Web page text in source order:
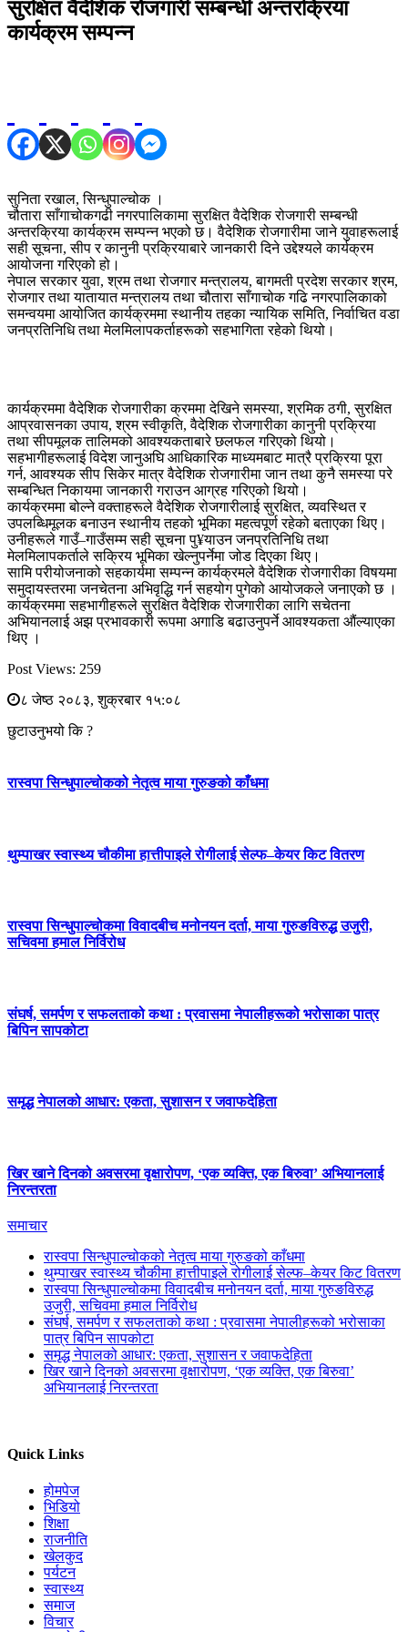
सुरक्षित वैदेशिक रोजगारी सम्बन्धी अन्तरक्रिया
कार्यक्रम सम्पन्न
सुनिता रखाल, सिन्धुपाल्चोक ।
चौतारा साँगाचोकगढी नगरपालिकामा सुरक्षित वैदेशिक रोजगारी सम्बन्धी
अन्तरक्रिया कार्यक्रम सम्पन्न भएको छ। वैदेशिक रोजगारीमा जाने युवाहरूलाई
सही सूचना, सीप र कानुनी प्रक्रियाबारे जानकारी दिने उद्देश्यले कार्यक्रम
आयोजना गरिएको हो।
नेपाल सरकार युवा, श्रम तथा रोजगार मन्त्रालय, बागमती प्रदेश सरकार श्रम,
रोजगार तथा यातायात मन्त्रालय तथा चौतारा साँगाचोक गढि नगरपालिकाको
समन्वयमा आयोजित कार्यक्रममा स्थानीय तहका न्यायिक समिति, निर्वाचित वडा
जनप्रतिनिधि तथा मेलमिलापकर्ताहरूको सहभागिता रहेको थियो।
कार्यक्रममा वैदेशिक रोजगारीका क्रममा देखिने समस्या, श्रमिक ठगी, सुरक्षित
आप्रवासनका उपाय, श्रम स्वीकृति, वैदेशिक रोजगारीका कानुनी प्रक्रिया
तथा सीपमूलक तालिमको आवश्यकताबारे छलफल गरिएको थियो।
सहभागीहरूलाई विदेश जानुअघि आधिकारिक माध्यमबाट मात्रै प्रक्रिया पूरा
गर्न, आवश्यक सीप सिकेर मात्र वैदेशिक रोजगारीमा जान तथा कुनै समस्या परे
सम्बन्धित निकायमा जानकारी गराउन आग्रह गरिएको थियो।
कार्यक्रममा बोल्ने वक्ताहरूले वैदेशिक रोजगारीलाई सुरक्षित, व्यवस्थित र
उपलब्धिमूलक बनाउन स्थानीय तहको भूमिका महत्वपूर्ण रहेको बताएका थिए।
उनीहरूले गाउँ–गाउँसम्म सही सूचना पु¥याउन जनप्रतिनिधि तथा
मेलमिलापकर्ताले सक्रिय भूमिका खेल्नुपर्नेमा जोड दिएका थिए।
सामि परीयोजनाको सहकार्यमा सम्पन्न कार्यक्रमले वैदेशिक रोजगारीका विषयमा
समुदायस्तरमा जनचेतना अभिवृद्धि गर्न सहयोग पुगेको आयोजकले जनाएको छ ।
कार्यक्रममा सहभागीहरूले सुरक्षित वैदेशिक रोजगारीका लागि सचेतना
अभियानलाई अझ प्रभावकारी रूपमा अगाडि बढाउनुपर्ने आवश्यकता औंल्याएका
थिए ।
Post Views: 259
८ जेष्ठ २०८३, शुक्रबार १५:०८
छुटाउनुभयो कि ?
रास्वपा सिन्धुपाल्चोकको नेतृत्व माया गुरुङको काँधमा
थुम्पाखर स्वास्थ्य चौकीमा हात्तीपाइले रोगीलाई सेल्फ–केयर किट वितरण
रास्वपा सिन्धुपाल्चोकमा विवादबीच मनोनयन दर्ता, माया गुरुङविरुद्ध उजुरी,
सचिवमा हमाल निर्विरोध
संघर्ष, समर्पण र सफलताको कथा : प्रवासमा नेपालीहरूको भरोसाका पात्र
बिपिन सापकोटा
समृद्ध नेपालको आधार: एकता, सुशासन र जवाफदेहिता
खिर खाने दिनको अवसरमा वृक्षारोपण, ‘एक व्यक्ति, एक बिरुवा’ अभियानलाई
निरन्तरता
समाचार
रास्वपा सिन्धुपाल्चोकको नेतृत्व माया गुरुङको काँधमा
थुम्पाखर स्वास्थ्य चौकीमा हात्तीपाइले रोगीलाई सेल्फ–केयर किट वितरण
रास्वपा सिन्धुपाल्चोकमा विवादबीच मनोनयन दर्ता, माया गुरुङविरुद्ध
उजुरी, सचिवमा हमाल निर्विरोध
संघर्ष, समर्पण र सफलताको कथा : प्रवासमा नेपालीहरूको भरोसाका
पात्र बिपिन सापकोटा
समृद्ध नेपालको आधार: एकता, सुशासन र जवाफदेहिता
खिर खाने दिनको अवसरमा वृक्षारोपण, ‘एक व्यक्ति, एक बिरुवा’
अभियानलाई निरन्तरता
Quick Links
होमपेज
भिडियो
शिक्षा
राजनीति
खेलकुद
पर्यटन
स्वास्थ्य
समाज
विचार